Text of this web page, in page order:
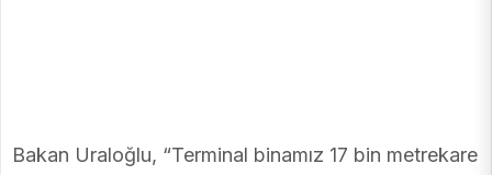
Bakan Uraloğlu, “Terminal binamız 17 bin metrekare